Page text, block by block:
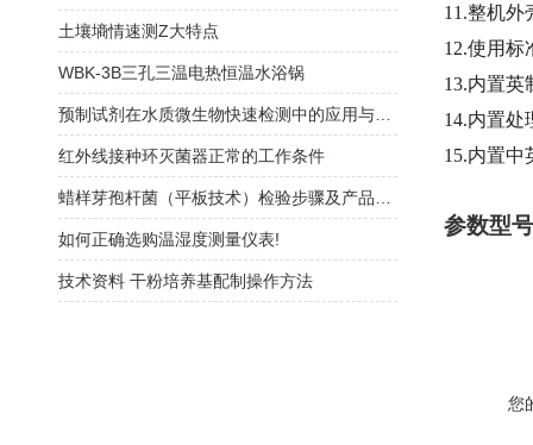
11.整机外
12.使用标
13.内置英
14.内置处
15.内置中
参数型号
您
土壤墒情速测Z大特点
WBK-3B三孔三温电热恒温水浴锅
红外线接种环灭菌器正常的工作条件
如何正确选购温湿度测量仪表!
技术资料 干粉培养基配制操作方法